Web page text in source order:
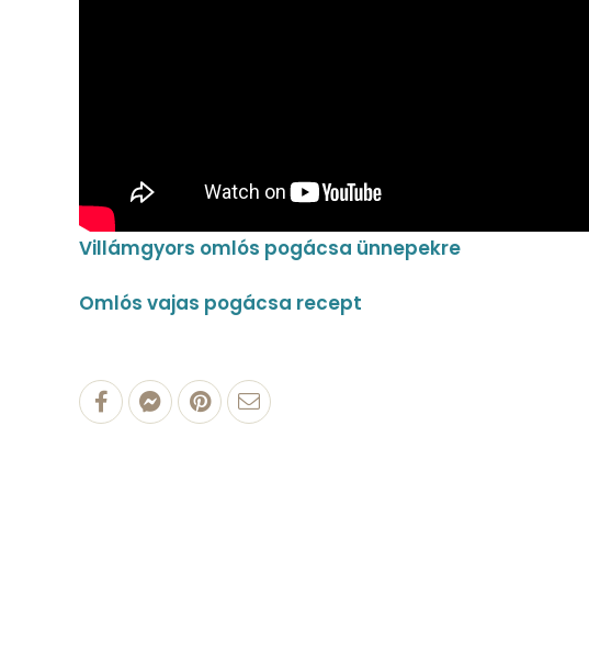
Villámgyors omlós pogácsa ünnepekre
Omlós vajas pogácsa recept